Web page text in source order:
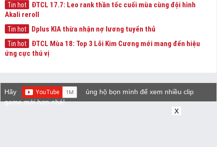
Tin hot
ĐTCL 17.7: Leo rank thần tốc cuối mùa cùng đội hình
Akali reroll
Tin hot Dplus KIA thừa nhận nợ lương tuyển thủ
Tin hot
ĐTCL Mùa 18: Top 3 Lõi Kim Cương mới mang đến hiệu
ứng cực thú vị
Hãy
ủng hộ bọn mình để xem nhiều clip
game mới hơn nhé!
X